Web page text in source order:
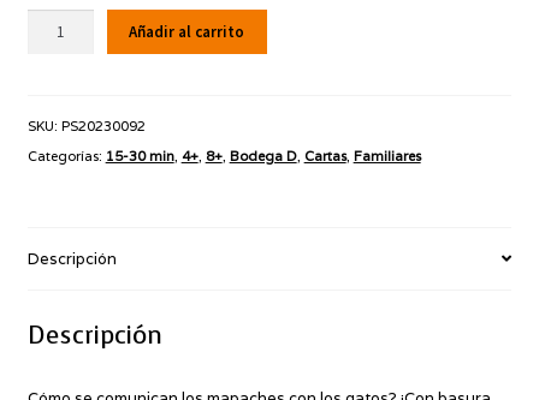
PALABRAS
Añadir al carrito
SKU: PS20230092
Categorías: 15-30 min, 4+, 8+, Bodega D, Cartas, Familiares
Descripción
Descripción